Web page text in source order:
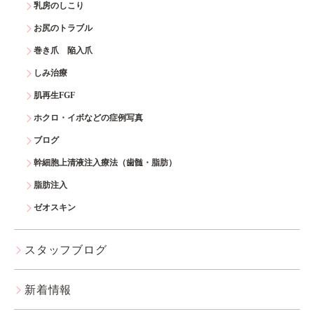
乳房のしこり
お尻のトラブル
巻き爪 陥入爪
しみ治療
肌再生FGF
ホクロ・イボなどの症例写真
ブログ
幹細胞上清液注入療法（歯髄・脂肪）
脂肪注入
ゼオスキン
スタッフブログ
新着情報